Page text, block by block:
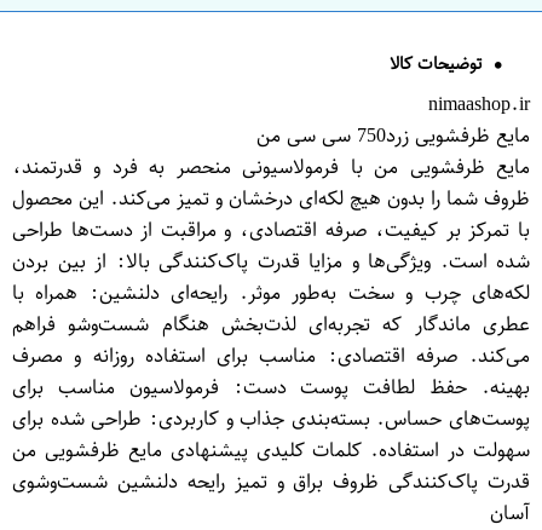
توضیحات کالا
nimaashop.ir
مایع ظرفشویی زرد750 سی سی من
مایع ظرفشویی من با فرمولاسیونی منحصر به فرد و قدرتمند،
ظروف شما را بدون هیچ لکه‌ای درخشان و تمیز می‌کند. این محصول
با تمرکز بر کیفیت، صرفه اقتصادی، و مراقبت از دست‌ها طراحی
شده است. ویژگی‌ها و مزایا قدرت پاک‌کنندگی بالا: از بین بردن
لکه‌های چرب و سخت به‌طور موثر. رایحه‌ای دلنشین: همراه با
عطری ماندگار که تجربه‌ای لذت‌بخش هنگام شست‌وشو فراهم
می‌کند. صرفه اقتصادی: مناسب برای استفاده روزانه و مصرف
بهینه. حفظ لطافت پوست دست: فرمولاسیون مناسب برای
پوست‌های حساس. بسته‌بندی جذاب و کاربردی: طراحی شده برای
سهولت در استفاده. کلمات کلیدی پیشنهادی مایع ظرفشویی من
قدرت پاک‌کنندگی ظروف براق و تمیز رایحه دلنشین شست‌وشوی
آسان